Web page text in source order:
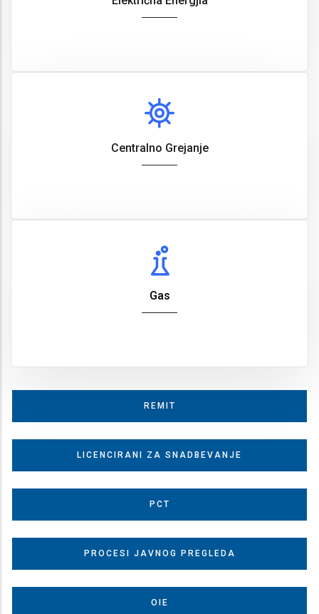
Centralno Grejanje
Gas
REMIT
LICENCIRANI ZA SNADBEVANJE
PCT
PROCESI JAVNOG PREGLEDA
OIE